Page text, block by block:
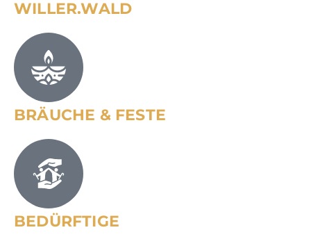
WILLER.WALD
BRÄUCHE & FESTE
BEDÜRFTIGE